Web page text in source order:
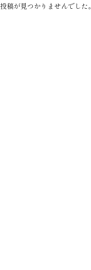
投稿が見つかりませんでした。